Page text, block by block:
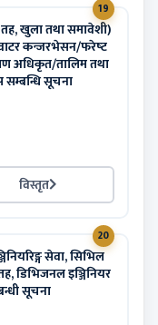
19
खुला तथा समावेशी)
कन्जरभेसन/फरेष्‍ट
अधिकृत/तालिम तथा
सूचना
विस्तृत
20
सेवा, सिभिल
डिभिजनल इञ्जिनियर
सूचना